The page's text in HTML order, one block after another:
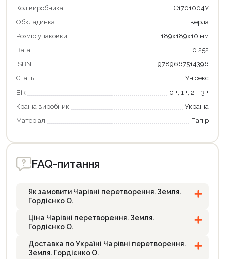
Код виробника
С1701004У
Обкладинка
Тверда
Розмір упаковки
189х189х10 мм
Вага
0.252
ISBN
9789667514396
Стать
Унісекс
Вік
0 +, 1 +, 2 +, 3 +
Країна виробник
Україна
Матеріал
Папір
FAQ-питання
Як замовити Чарівні перетворення. Земля.
Гордієнко О.
Ціна Чарівні перетворення. Земля.
Гордієнко О.
Доставка по Україні Чарівні перетворення.
Земля. Гордієнко О.
Оформити замовлення